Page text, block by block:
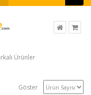
Ürünler
Göster